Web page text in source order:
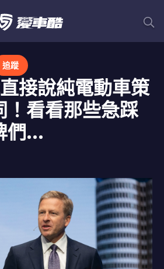
追蹤
接說純電動車策
！看看那些急踩
們…